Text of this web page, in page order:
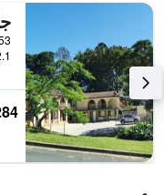
الذي
يعرض
متوسط
سعر
غرفة
2.1 كيلومتر